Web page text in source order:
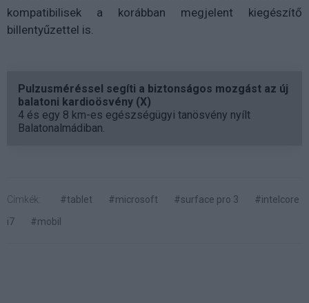
kompatibilisek a korábban megjelent kiegészítő
billentyűzettel is.
Pulzusméréssel segíti a biztonságos mozgást az új
balatoni kardioösvény (X)
4 és egy 8 km-es egészségügyi tanösvény nyílt
Balatonalmádiban.
Címkék: #tablet #microsoft #surface pro 3
#intelcore
i7
#mobil